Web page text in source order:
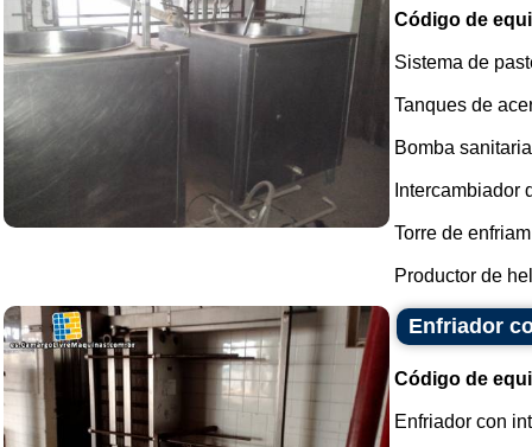
Código de
Sistema de
Tanques de
Bomba
Intercambiador
Torre de
Productor de
Enfriador
Código de
Enfriador con